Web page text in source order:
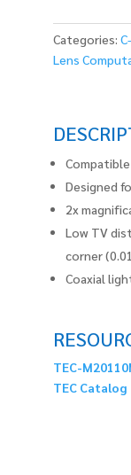
Categories:
Lens
Designed
2x
Low TV
corner
Coaxial
TEC-
TEC Catalog